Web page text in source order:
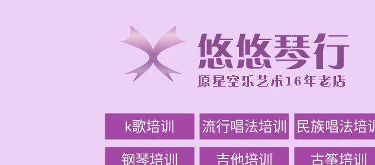
k歌培训 流行唱法培训 民族唱法培训
钢琴培训 吉他培训 古筝培训